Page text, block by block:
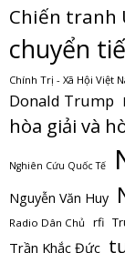
Chiến tranh
chuyển
Chính Trị - Xã Hội Việt
Donald Trump
hòa giải và
Nghiên Cứu Quốc Tế
Nguyễn Văn Huy
Radio Dân Chủ rfi
Trần Khắc Đức